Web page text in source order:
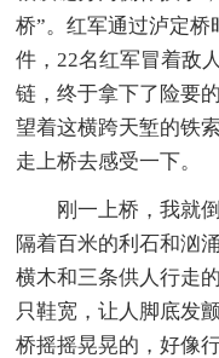
桥”。红军通过泸定桥
件，22名红军冒着敌
链，终于拿下了险要
望着这横跨天堑的铁
走上桥去感受一下。
刚一上桥，我就倒
隔着百米的利石和汹
横木和三条供人行走
只鞋宽，让人脚底发
桥摇摇晃晃的，好像